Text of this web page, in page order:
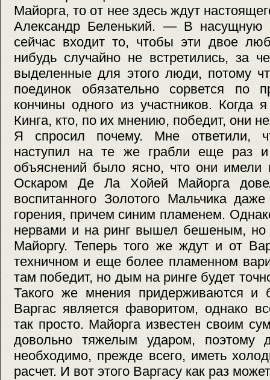
Майорга, то от нее здесь ждут
Александр Беленький. — В насущную
сейчас входит то, чтобы эти двое
нибудь случайно не встретились, за
выделенные для этого люди, потому
поединок обязательно сорвется по
кончины одного из участников. Когда
Кинга, кто, по их мнению, победит, они
Я спросил почему. Мне ответили,
наступил на те же грабли еще раз и
объяснений было ясно, что они
Оскаром Де Ла Хойей Майорга
воспитанного Золотого Мальчика
горения, причем синим пламенем.
нервами и на ринг вышел бешеным, но
Майоргу. Теперь того же ждут и от
техничном и еще более пламенном
там победит, но дым на ринге будет
Такого же мнения придерживаются и
Варгас является фаворитом, однако
так просто. Майорга известен своим
довольно тяжелым ударом,
необходимо, прежде всего, иметь
расчет. И вот этого Варгасу как раз